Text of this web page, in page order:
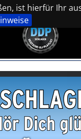
ist hierfür Ihr